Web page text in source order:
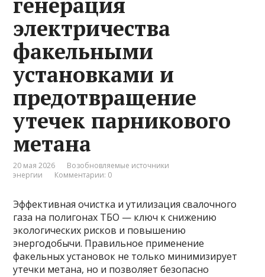
электричества
факельными
установками и
предотвращение
утечек парникового
метана
20 мая 2026
Возобновляемые источники
энергии
Комментарии: 0
Эффективная очистка и утилизация свалочного
газа на полигонах ТБО — ключ к снижению
экологических рисков и повышению
энергодобычи. Правильное применение
факельных установок не только минимизирует
утечки метана, но и позволяет безопасно